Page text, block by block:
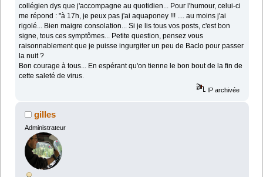
collégien dys que j'accompagne au quotidien... Pour l'humour, celui-ci
me répond : "à 17h, je peux pas j'ai aquaponey !!! .... au moins j'ai
rigolé... Bien maigre consolation... Si je lis tous vos posts, c'est bon
signe, tous ces symptômes... Petite question, pensez vous
raisonnablement que je puisse ingurgiter un peu de Baclo pour passer
la nuit ?
Bon courage à tous... En espérant qu'on tienne le bon bout de la fin de
cette saleté de virus.
IP archivée
gilles
Administrateur